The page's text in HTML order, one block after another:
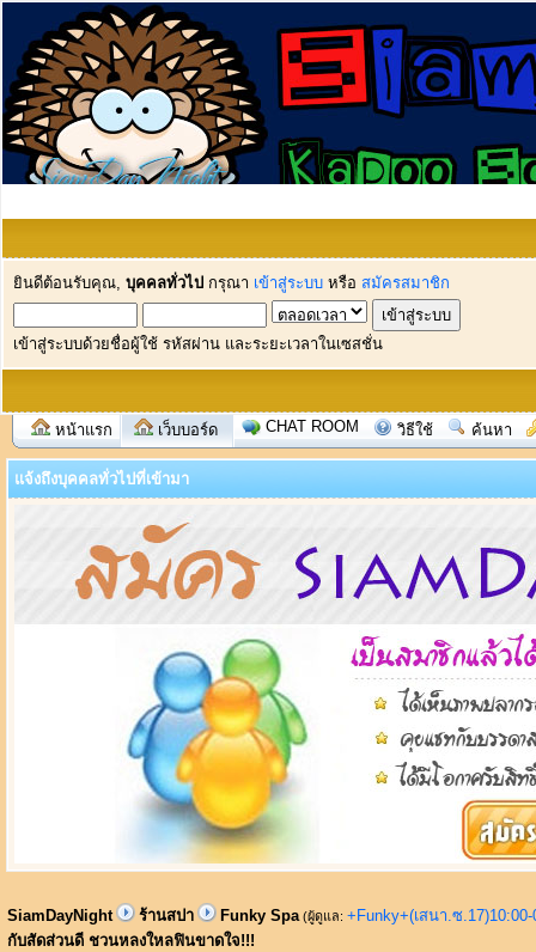
ยินดีต้อนรับคุณ, บุคคลทั่วไป กรุณา เข้าสู่ระบบ หรือ สมัครสมาชิก
เข้าสู่ระบบด้วยชื่อผู้ใช้ รหัสผ่าน และระยะเวลาในเซสชั่น
หน้าแรก เว็บบอร์ด CHAT ROOM วิธีใช้ ค้นหา
แจ้งถึงบุคคลทั่วไปที่เข้ามา
SiamDayNight ร้านสปา Funky Spa (ผู้ดูแล: +Funky+(เสนา.ซ
กับสัดส่วนดี ชวนหลงใหลฟินขาดใจ!!!